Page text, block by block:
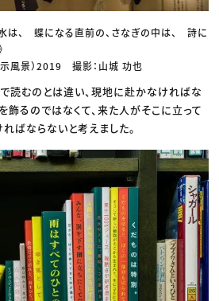
は、 蝶になる直前の、さなぎの中は、 詩に
風景）2019 撮影：山城 功也
読むのとは違い、現地に赴かなければな
飾るのではなくて、来た人がそこに立って
ばならないと考えました。